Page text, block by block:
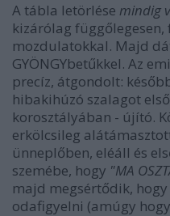
A tábla letörlése mindig
kizárólag
mozdulatokkal. Majd
GYÖNGYbetűkkel. Az
precíz, átgondolt:
hibakihúzó szalagot
korosztályában - újító.
erkölcsileg
ünneplőben, eléáll és
szemébe, hogy "MA
majd megsértődik,
odafigyelni (amúgy